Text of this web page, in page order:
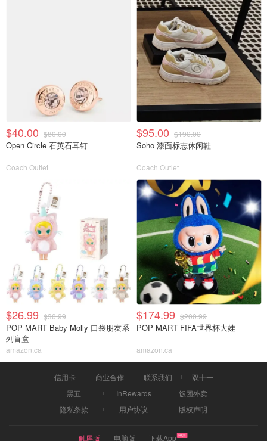
$40.00 $80.00
Open Circle 石英石耳钉
Coach Outlet
$95.00 $190.00
Soho 漆面标志休闲鞋
Coach Outlet
$26.99 $30.99
POP MART Baby Molly 口袋朋友系
列盲盒
amazon.ca
$174.99 $200.99
POP MART FIFA世界杯大娃
amazon.ca
信用卡 商业合作 联系我们
双十一
黑五
InRewards
饭团外卖
隐私条款
用户协议 版权声明
触屏版 电脑版 下载App